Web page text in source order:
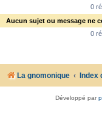
0
Aucun sujet ou message ne
0
La gnomonique Index
Développé par